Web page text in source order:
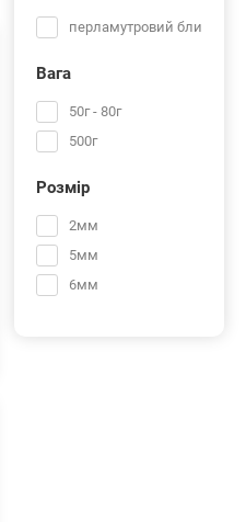
золото
перламутровий блиск
Вага
50г - 80г
500г
Розмір
2мм
5мм
6мм